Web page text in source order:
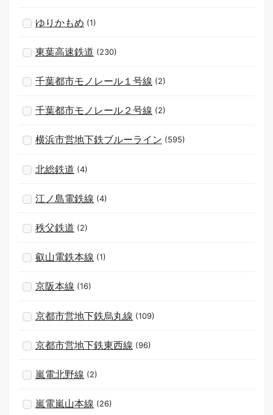
ゆりかもめ (1)
東葉高速鉄道 (230)
千葉都市モノレール１号線 (2)
千葉都市モノレール２号線 (2)
横浜市営地下鉄ブルーライン (595)
北総鉄道 (4)
江ノ島電鉄線 (4)
秩父鉄道 (2)
叡山電鉄本線 (1)
京阪本線 (16)
京都市営地下鉄烏丸線 (109)
京都市営地下鉄東西線 (96)
嵐電北野線 (2)
嵐電嵐山本線 (26)